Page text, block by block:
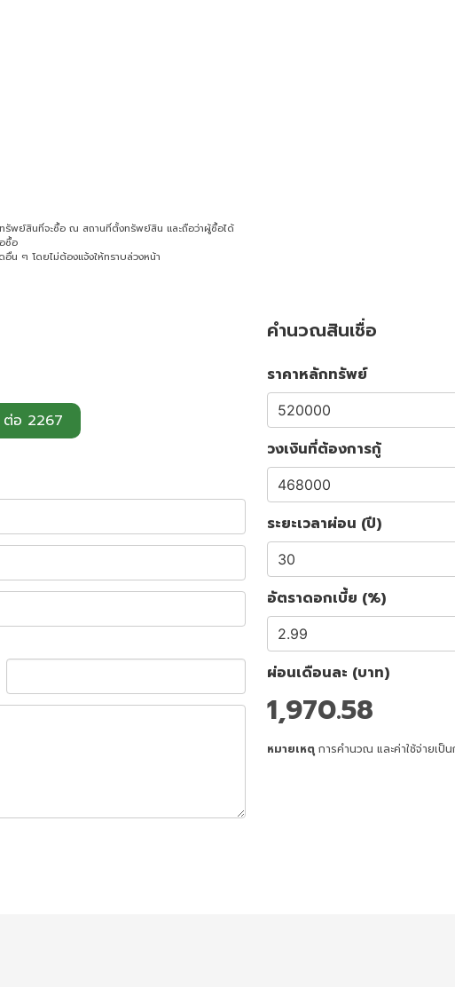
รัพย์สินที่จะซื้อ ณ สถานที่ตั้งทรัพย์สิน และถือว่าผู้ซื้อได้
ซื้อ
อื่น ๆ โดยไม่ต้องแจ้งให้ทราบล่วงหน้า
อ 2267
คำนวณสินเชื่อ
ราคาหลักทรัพย์
วงเงินที่ต้องการกู้
ระยะเวลาผ่อน (ปี)
อัตราดอกเบี้ย (%)
ผ่อนเดือนละ (บาท)
1,970.58
หมายเหตุ การคำนวณ และค่าใช้จ่ายเป็